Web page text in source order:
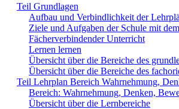
Teil Grundlagen
Aufbau und Verbindlichkeit der
Ziele und Aufgaben der Schule mit
Fächerverbindender Unterricht
Lernen lernen
Übersicht über die Bereiche des
Übersicht über die Bereiche des
Teil Lehrplan Bereich Wahrnehmung,
Bereich: Wahrnehmung, Denken,
Übersicht über die Lernbereiche